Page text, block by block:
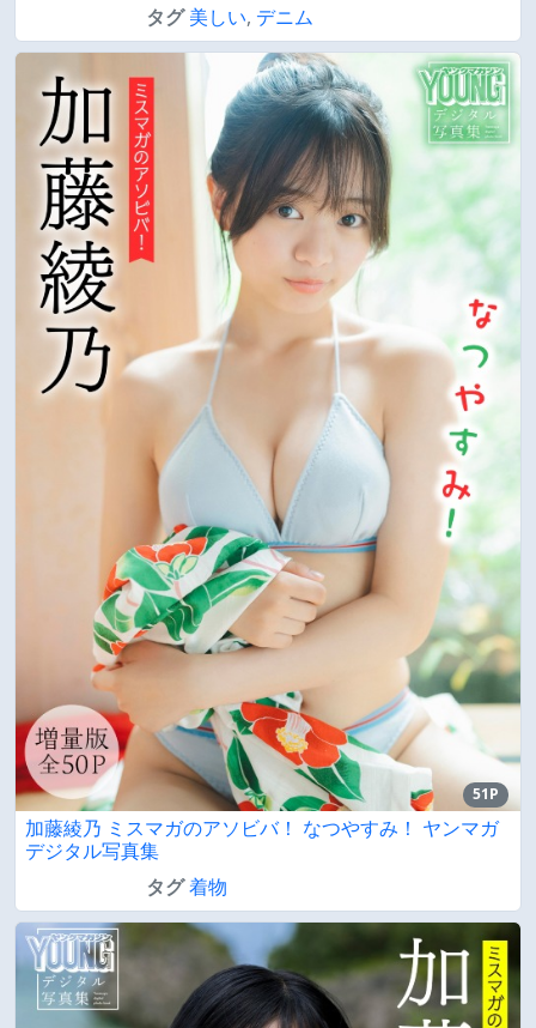
タグ 美しい, デニム
51P
加藤綾乃 ミスマガのアソビバ！ なつやすみ！ ヤンマガ
デジタル写真集
タグ着物